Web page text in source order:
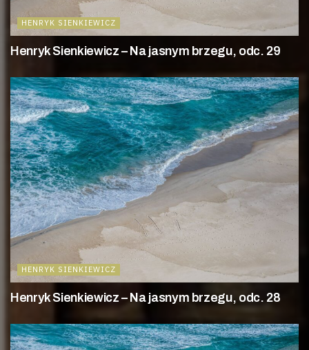
HENRYK SIENKIEWICZ
Henryk Sienkiewicz – Na jasnym brzegu, odc. 29
HENRYK SIENKIEWICZ
Henryk Sienkiewicz – Na jasnym brzegu, odc. 28